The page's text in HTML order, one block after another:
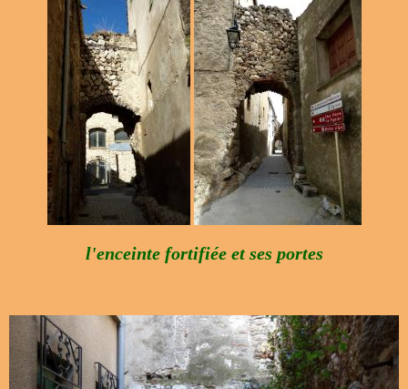
l'enceinte fortifiée et ses portes